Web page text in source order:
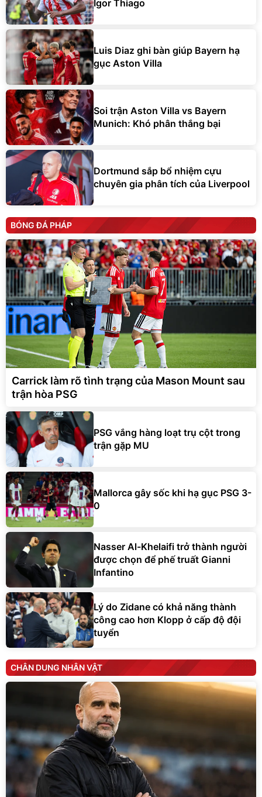
Igor Thiago
Luis Diaz ghi bàn giúp Bayern hạ
gục Aston Villa
Soi trận Aston Villa vs Bayern
Munich: Khó phân thắng bại
Dortmund sắp bổ nhiệm cựu
chuyên gia phân tích của Liverpool
BÓNG ĐÁ PHÁP
Carrick làm rõ tình trạng của Mason Mount sau
trận hòa PSG
PSG vắng hàng loạt trụ cột trong
trận gặp MU
Mallorca gây sốc khi hạ gục PSG 3-
0
Nasser Al-Khelaifi trở thành người
được chọn để phế truất Gianni
Infantino
Lý do Zidane có khả năng thành
công cao hơn Klopp ở cấp độ đội
tuyển
CHÂN DUNG NHÂN VẬT